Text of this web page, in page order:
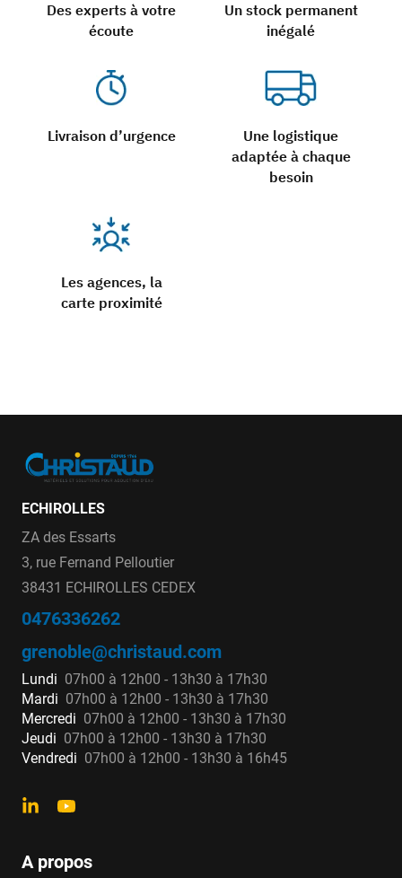
Des experts à votre
écoute
Un stock permanent
inégalé
Livraison d’urgence
Une logistique
adaptée à chaque
besoin
Les agences, la
carte proximité
ECHIROLLES
ZA des Essarts
3, rue Fernand Pelloutier
38431 ECHIROLLES CEDEX
0476336262
grenoble@christaud.com
Lundi 07h00 à 12h00 - 13h30 à 17h30
Mardi 07h00 à 12h00 - 13h30 à 17h30
Mercredi 07h00 à 12h00 - 13h30 à 17h30
Jeudi 07h00 à 12h00 - 13h30 à 17h30
Vendredi 07h00 à 12h00 - 13h30 à 16h45
A propos